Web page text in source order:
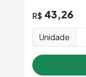
R$ 43,26
Unidade